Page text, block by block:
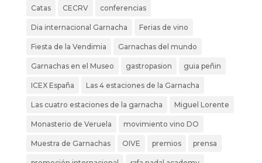
Catas CECRV conferencias
Dia internacional Garnacha Ferias de vino
Fiesta de la Vendimia Garnachas del mundo
Garnachas en el Museo gastropasion guia peñin
ICEX España Las 4 estaciones de la Garnacha
Las cuatro estaciones de la garnacha Miguel Lorente
Monasterio de Veruela movimiento vino DO
Muestra de Garnachas OIVE premios prensa